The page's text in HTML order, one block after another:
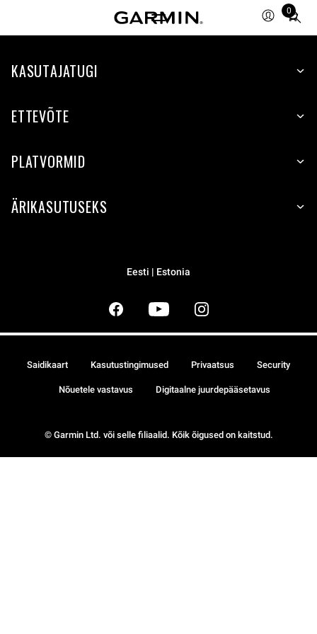
0
Total
items
cart:
KASUTAJATUGI
ETTEVÕTE
PLATVORMID
ÄRIKASUTUSEKS
Eesti | Estonia
© Garmin Ltd. või selle filiaalid. Kõik õigused on kaitstud.
Saidikaart Kasutustingimused Privaatsus Security
Nõuetele vastavus Digitaalne juurdepääsetavus